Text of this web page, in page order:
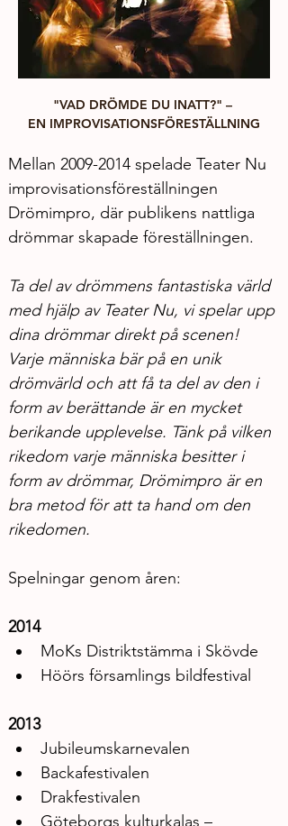
"VAD DRÖMDE DU INATT?" –
EN IMPROVISATIONSFÖRESTÄLLNING
Mellan 2009-2014 spelade Teater Nu
improvisationsföreställningen
Drömimpro, där publikens nattliga
drömmar skapade föreställningen.
Ta del av drömmens fantastiska värld
med hjälp av Teater Nu, vi spelar upp
dina drömmar direkt på scenen!
Varje människa bär på en unik
drömvärld och att få ta del av den i
form av berättande är en mycket
berikande upplevelse. Tänk på vilken
rikedom varje människa besitter i
form av drömmar, Drömimpro är en
bra metod för att ta hand om den
rikedomen.
Spelningar genom åren:
2014
MoKs Distriktstämma i Skövde
Höörs församlings bildfestival
2013
Jubileumskarnevalen
Backafestivalen
Drakfestivalen
Göteborgs kulturkalas –